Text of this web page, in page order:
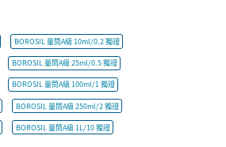
BOROSIL 量筒A級 10ml/0.2 獨證
BOROSIL 量筒A級 25ml/0.5 獨證
BOROSIL 量筒A級 100ml/1 獨證
BOROSIL 量筒A級 250ml/2 獨證
BOROSIL 量筒A級 1L/10 獨證